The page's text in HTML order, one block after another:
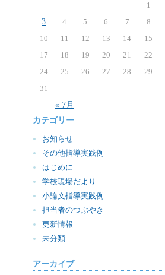
« 7月
1
3
4 5 6 7 8
10
11 12 13 14 15
17
18 19 20 21 22
24
25 26 27 28 29
31
カテゴリー
お知らせ
その他指導実践例
はじめに
学校現場だより
小論文指導実践例
担当者のつぶやき
更新情報
未分類
アーカイブ